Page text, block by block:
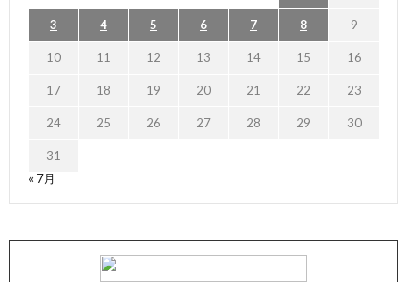
3 4 5 6 7 8 9
10 11 12 13 14 15 16
17 18 19 20 21 22 23
24 25 26 27 28 29 30
31
« 7月